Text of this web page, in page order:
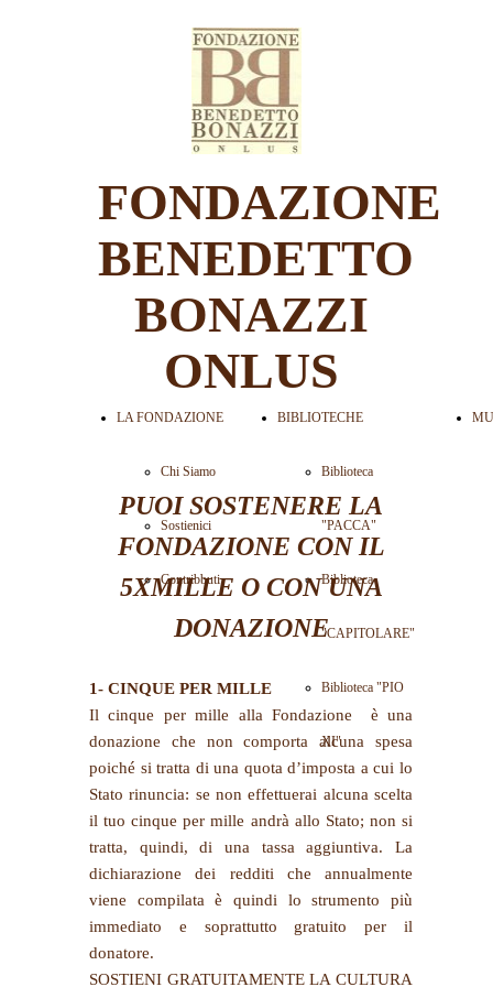
FONDAZIONE
BENEDETTO
BONAZZI
ONLUS
LA FONDAZIONE
Chi Siamo
Sostienici
Contribbuti
BIBLIOTECHE
Biblioteca
"PACCA"
Biblioteca
"CAPITOLARE"
Biblioteca "PIO
XI"
PUOI SOSTENERE LA
FONDAZIONE CON IL
5XMILLE O CON UNA
DONAZIONE
1- CINQUE PER MILLE
Il cinque per mille alla Fondazione è una
donazione che non comporta alcuna spesa
poiché si tratta di una quota d’imposta a cui lo
Stato rinuncia: se non effettuerai alcuna scelta
il tuo cinque per mille andrà allo Stato; non si
tratta, quindi, di una tassa aggiuntiva. La
dichiarazione dei redditi che annualmente
viene compilata è quindi lo strumento più
immediato e soprattutto gratuito per il
donatore.
SOSTIENI GRATUITAMENTE LA CULTURA